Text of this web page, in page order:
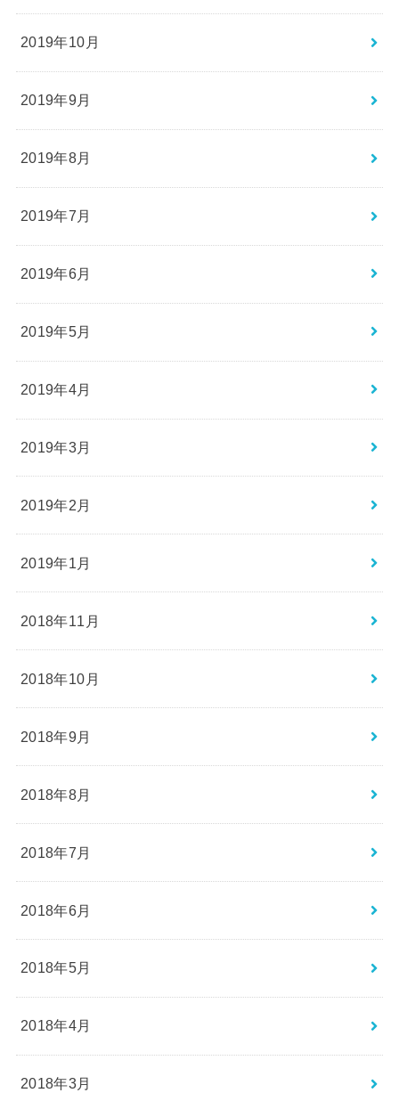
2019年10月
2019年9月
2019年8月
2019年7月
2019年6月
2019年5月
2019年4月
2019年3月
2019年2月
2019年1月
2018年11月
2018年10月
2018年9月
2018年8月
2018年7月
2018年6月
2018年5月
2018年4月
2018年3月